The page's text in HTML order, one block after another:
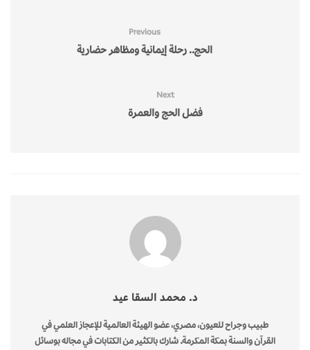
Previous
الحج.. رحلة إيمانية ومظاهر حضارية
Next
فضل الحج والعمرة
د. محمد السقا عيد
طبيب وجراح للعيون، مصري، عضو الهيئة العالمية للإعجاز العلمي في
القرآن والسنة بمكة المكرمة. شارك بالكثير من الكتابات في مجاله بوسائل